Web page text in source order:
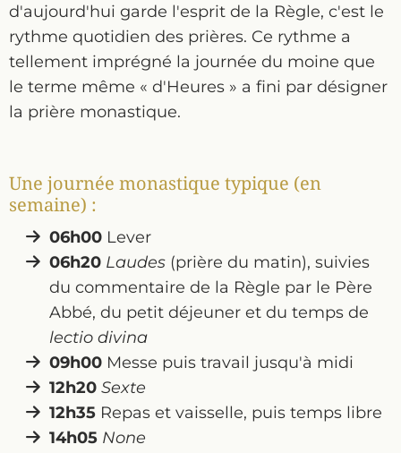
d'aujourd'hui garde l'esprit de la Règle, c'est le
rythme quotidien des prières. Ce rythme a
tellement imprégné la journée du moine que
le terme même « d'Heures » a fini par désigner
la prière monastique.
Une journée monastique typique (en
semaine) :
06h00 Lever
06h20 Laudes (prière du matin), suivies
du commentaire de la Règle par le Père
Abbé, du petit déjeuner et du temps de
lectio divina
09h00 Messe puis travail jusqu'à midi
12h20 Sexte
12h35 Repas et vaisselle, puis temps libre
14h05 None